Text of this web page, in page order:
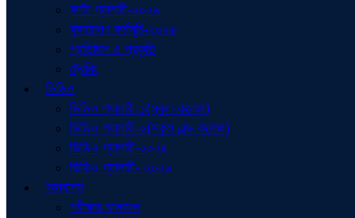
ফটো গ্যালারী-২০২৬
বৃক্ষরোপণ কর্মসূচি-২০২৬
প্রতিষ্ঠান ও প্রকৃতি
ট্রেনিং
ভিডিও
ভিডিও গ্যালারী-১(স্কুল-কলেজ)
ভিডিও গ্যালারী-২(স্কুল এন্ড কলেজ)
ভিডিও গ্যালারী-২০২৫
ভিডিও গ্যালারী- ২০২৬
অন্যান্য
পরীক্ষার ফলাফল